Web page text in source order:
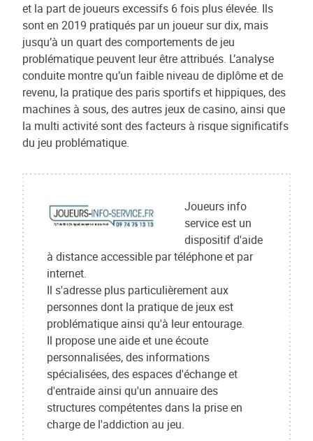
et la part de joueurs excessifs 6 fois plus élevée. Ils
sont en 2019 pratiqués par un joueur sur dix, mais
jusqu’à un quart des comportements de jeu
problématique peuvent leur être attribués. L’analyse
conduite montre qu’un faible niveau de diplôme et de
revenu, la pratique des paris sportifs et hippiques, des
machines à sous, des autres jeux de casino, ainsi que
la multi activité sont des facteurs à risque significatifs
du jeu problématique.
Joueurs info
service est un
dispositif d'aide
à distance accessible par téléphone et par
internet.
Il s'adresse plus particulièrement aux
personnes dont la pratique de jeux est
problématique ainsi qu'à leur entourage.
Il propose une aide et une écoute
personnalisées, des informations
spécialisées, des espaces d'échange et
d'entraide ainsi qu'un annuaire des
structures compétentes dans la prise en
charge de l'addiction au jeu.